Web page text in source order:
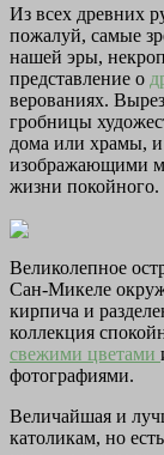
Из всех древних
пожалуй, самые
нашей эры,
представление о
верованиях.
гробницы
дома или храмы,
изображающими
жизни покойного.
Великолепное
Сан-Микеле
кирпича и
коллекция
свежими цветами
фотографиями.
Величайшая и
католикам, но